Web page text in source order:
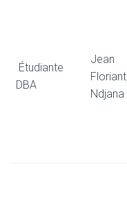
Étudiante
DBA
Jean
Floriant
Ndjana